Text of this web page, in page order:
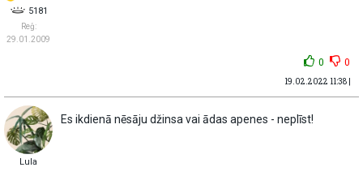
5181
Reģ:
29.01.2009
0 0
19.02.2022 11:38 |
Lula
Es ikdienā nēsāju džinsa vai ādas apenes - neplīst!